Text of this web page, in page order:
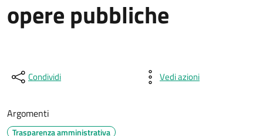
opere pubbliche
Condividi Vedi azioni
Argomenti
Trasparenza amministrativa